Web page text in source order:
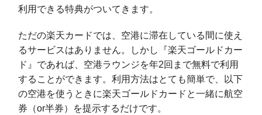
利用できる特典がついてきます。
ただの楽天カードでは、空港に滞在している間に使え
るサービスはありません。しかし『楽天ゴールドカー
ド』であれば、空港ラウンジを年2回まで無料で利用
することができます。利用方法はとても簡単で、以下
の空港を使うときに楽天ゴールドカードと一緒に航空
券（or半券）を提示するだけです。